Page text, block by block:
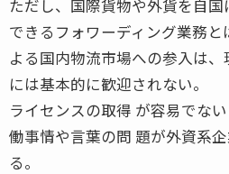
ただし、国際貨物や外貨を自
できるフォワーディング業務
よる国内物流市場への参入は
には基本的に歓迎されない。
ライセンスの取得 が容易でな
働事情や言葉の問 題が外資系
る。